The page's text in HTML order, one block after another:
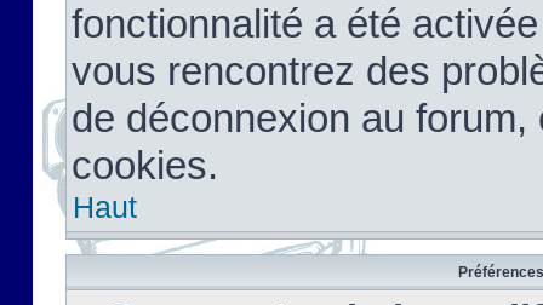
fonctionnalité a été
vous rencontrez des
de déconnexion au
cookies.
Haut